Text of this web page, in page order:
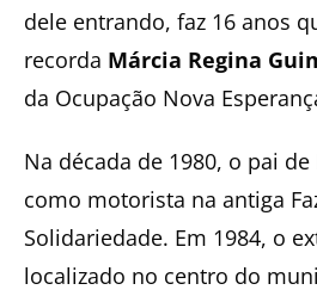
dele entrando, faz 16 anos
recorda Márcia Regina
da Ocupação Nova
Na década de 1980, o pai
como motorista na antiga
Solidariedade. Em 1984, o
localizado no centro do